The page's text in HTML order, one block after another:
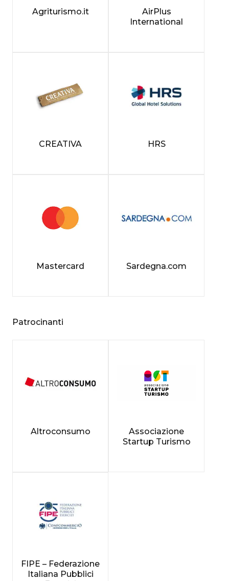
Agriturismo.it
AirPlus
International
CREATIVA HRS
Mastercard Sardegna.com
Patrocinanti
Altroconsumo
Associazione
Startup Turismo
FIPE – Federazione
Italiana Pubblici